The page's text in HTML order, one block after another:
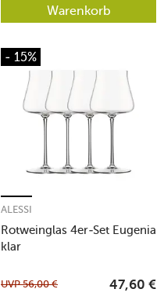
Warenkorb
- 15%
Rotweinglas 4er-Set Eugenia
klar
ALESSI
UVP56,00 € 47,60 €